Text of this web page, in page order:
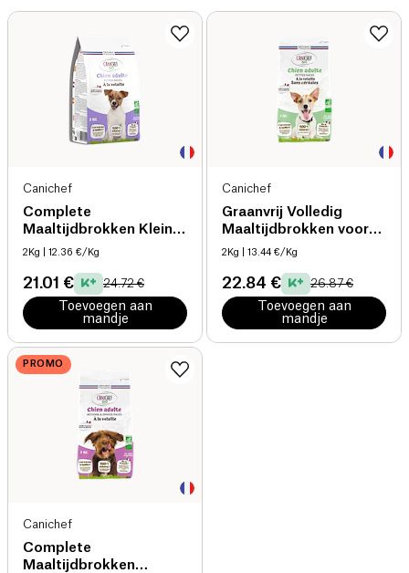
Canichef
Complete
Maaltijdbrokken Kleine
Hond bio
2Kg | 12.36 €/Kg
21.01 € 24.72 €
Toevoegen aan
mandje
Canichef
Graanvrij Volledig
Maaltijdbrokken voor
Kleine Honden bio
2Kg | 13.44 €/Kg
22.84 € 26.87 €
Toevoegen aan
mandje
PROMO
Canichef
Complete
Maaltijdbrokken